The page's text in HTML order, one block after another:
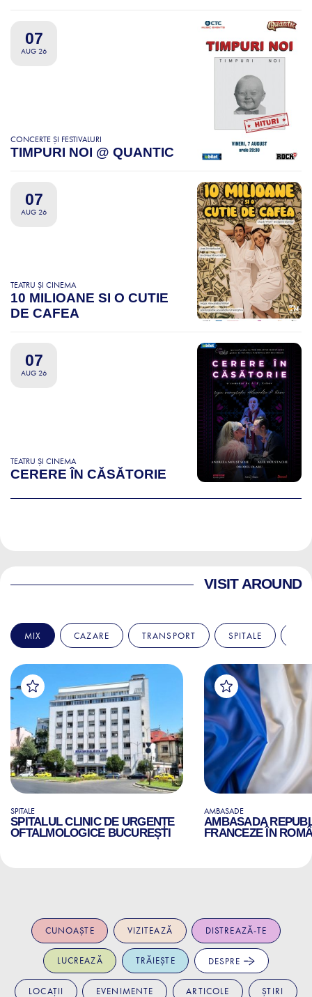
07
AUG 26
CONCERTE ȘI FESTIVALURI
TIMPURI NOI @ QUANTIC
07
AUG 26
TEATRU ȘI CINEMA
10 MILIOANE SI O CUTIE
DE CAFEA
07
AUG 26
TEATRU ȘI CINEMA
CERERE ÎN CĂSĂTORIE
VISIT AROUND
MIX CAZARE TRANSPORT SPITALE
SPITALE
SPITALUL CLINIC DE URGENȚE
OFTALMOLOGICE BUCUREȘTI
AMBASADE
AMBASADA
FRANCEZE ÎN
CUNOAȘTE VIZITEAZĂ DISTREAZĂ-TE
LUCREAZĂ TRĂIEȘTE DESPRE
LOCAȚII EVENIMENTE ARTICOLE ȘTIRI